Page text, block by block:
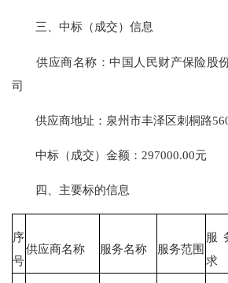
三、中标（成交）信息
供应商名称：中国人民财产保险股
司
供应商地址：泉州市丰泽区刺桐路
中标（成交）金额：297000.00元
四、主要标的信息
序
号
供应商名称 服务名称 服务范围
服
求